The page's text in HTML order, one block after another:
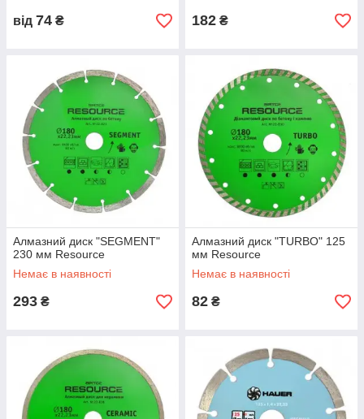
від 74 ₴ 182 ₴
Алмазний диск "SEGMENT"
230 мм Resource
Немає в наявності
293 ₴
Алмазний диск "TURBO" 125
мм Resource
Немає в наявності
82 ₴